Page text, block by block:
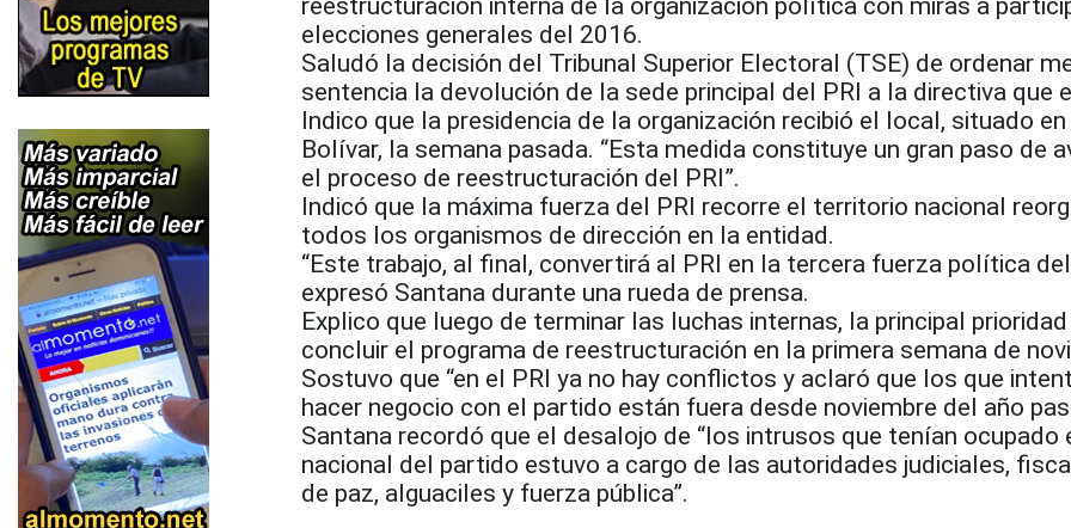
reestructuración interna de la organización política con miras a
elecciones generales del 2016.
Saludó la decisión del Tribunal Superior Electoral (TSE) de ordenar
sentencia la devolución de la sede principal del PRI a la directiva que
Indico que la presidencia de la organización recibió el local, situado en
Bolívar, la semana pasada. “Esta medida constituye un gran paso de
el proceso de reestructuración del PRI”.
Indicó que la máxima fuerza del PRI recorre el territorio nacional
todos los organismos de dirección en la entidad.
“Este trabajo, al final, convertirá al PRI en la tercera fuerza política
expresó Santana durante una rueda de prensa.
Explico que luego de terminar las luchas internas, la principal
concluir el programa de reestructuración en la primera semana de
Sostuvo que “en el PRI ya no hay conflictos y aclaró que los que
hacer negocio con el partido están fuera desde noviembre del año
Santana recordó que el desalojo de “los intrusos que tenían ocupado
nacional del partido estuvo a cargo de las autoridades judiciales,
de paz, alguaciles y fuerza pública”.